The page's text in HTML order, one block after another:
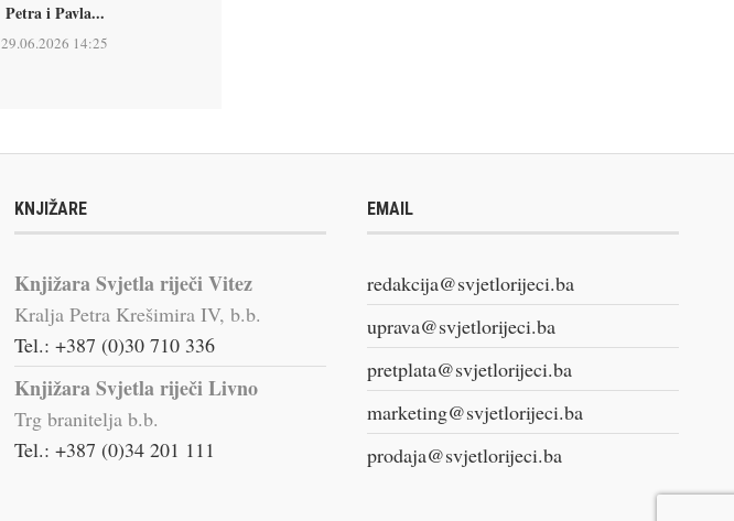
Petra i Pavla...
29.06.2026 14:25
KNJIŽARE
Knjižara Svjetla riječi Vitez
Kralja Petra Krešimira IV, b.b.
Tel.: +387 (0)30 710 336
Knjižara Svjetla riječi Livno
Trg branitelja b.b.
Tel.: +387 (0)34 201 111
EMAIL
redakcija@svjetlorijeci.ba
uprava@svjetlorijeci.ba
pretplata@svjetlorijeci.ba
marketing@svjetlorijeci.ba
prodaja@svjetlorijeci.ba